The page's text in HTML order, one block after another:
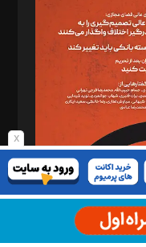
x
سروش کرمیان،
فائزه فتحی